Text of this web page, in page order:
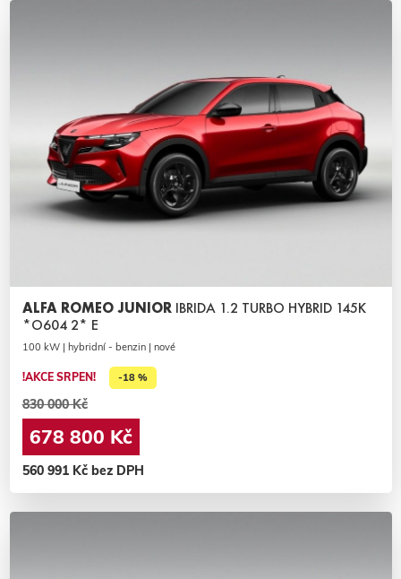
ALFA ROMEO JUNIOR IBRIDA 1.2 TURBO HYBRID 145K
*O604 2* E
100 kW | hybridní - benzin | nové
!AKCE SRPEN! -18 %
830 000 Kč
678 800 Kč
560 991 Kč bez DPH